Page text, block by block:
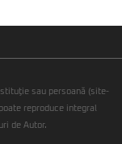
sau persoană (site-
reproduce integral
de Autor.